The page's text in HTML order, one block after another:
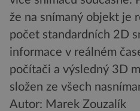
že na snímaný objekt je
počet standardních 2D
informace v reálném
počítači a výsledný 3D
složen ze všech
Autor: Marek Zouzalík